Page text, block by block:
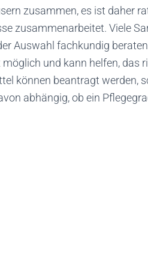
zusammen, es ist daher
zusammenarbeitet. Viele
Auswahl fachkundig
und kann helfen, das
können beantragt werden,
abhängig, ob ein